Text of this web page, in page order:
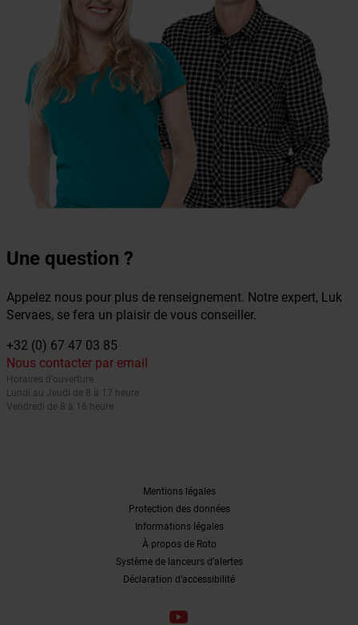
Une question ?
Appelez nous pour plus de renseignement. Notre expert, Luk
Servaes, se fera un plaisir de vous conseiller.
+32 (0) 67 47 03 85
Nous contacter par email
Horaires d'ouverture
Lundi au Jeudi de 8 à 17 heure
Vendredi de 8 à 16 heure
Mentions légales
Protection des données
Informations légales
À propos de Roto
Système de lanceurs d’alertes
Déclaration d’accessibilité